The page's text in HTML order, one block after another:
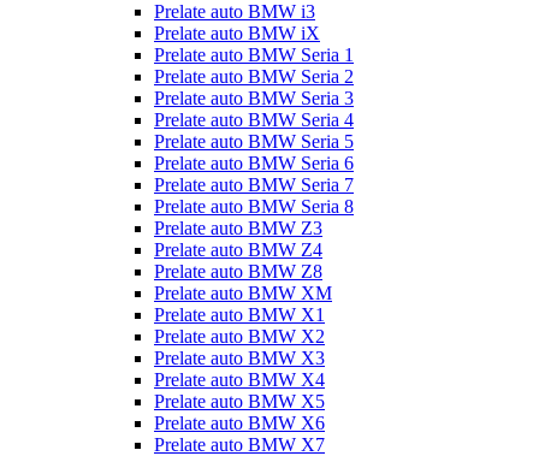
Prelate auto BMW i3
Prelate auto BMW iX
Prelate auto BMW Seria 1
Prelate auto BMW Seria 2
Prelate auto BMW Seria 3
Prelate auto BMW Seria 4
Prelate auto BMW Seria 5
Prelate auto BMW Seria 6
Prelate auto BMW Seria 7
Prelate auto BMW Seria 8
Prelate auto BMW Z3
Prelate auto BMW Z4
Prelate auto BMW Z8
Prelate auto BMW XM
Prelate auto BMW X1
Prelate auto BMW X2
Prelate auto BMW X3
Prelate auto BMW X4
Prelate auto BMW X5
Prelate auto BMW X6
Prelate auto BMW X7